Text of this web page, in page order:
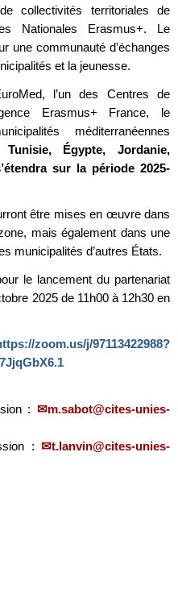
collectivités territoriales de
Nationales Erasmus+. Le
une communauté d’échanges
et la jeunesse.
l’un des Centres de
Erasmus+ France, le
méditerranéennes
Égypte, Jordanie,
sur la période 2025-
être mises en œuvre dans
mais également dans une
municipalités d’autres États.
le lancement du partenariat
2025 de 11h00 à 12h30 en
zoom.us/j/97113422988?
:
m.sabot@cites-unies-
:
t.lanvin@cites-unies-